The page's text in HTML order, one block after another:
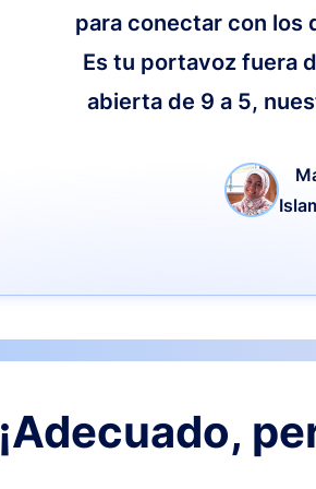
para conectar con los
Es tu portavoz fuera
abierta de 9 a 5,
¡Adecuado,